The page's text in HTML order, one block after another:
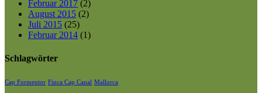
Februar 2017 (2)
August 2015 (2)
Juli 2015 (25)
Februar 2014 (1)
Schlagwörter
Cap Formentor Finca Cap Canal Mallorca